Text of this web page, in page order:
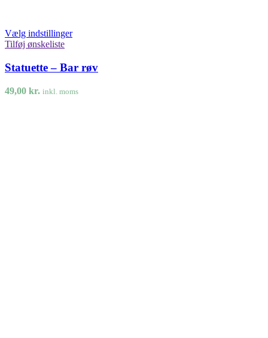
Vælg indstillinger
Tilføj ønskeliste
Statuette – Bar røv
49,00 kr. inkl. moms